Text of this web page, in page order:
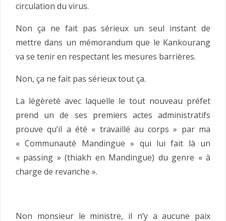
circulation du virus.
Non ça ne fait pas sérieux un seul instant de
mettre dans un mémorandum que le Kankourang
va se tenir en respectant les mesures barrières.
Non, ça ne fait pas sérieux tout ça.
La légèreté avec laquelle le tout nouveau préfet
prend un de ses premiers actes administratifs
prouve qu’il a été « travaillé au corps » par ma
« Communauté Mandingue » qui lui fait là un
« passing » (thiakh en Mandingue) du genre « à
charge de revanche ».
Non monsieur le ministre, il n’y a aucune paix